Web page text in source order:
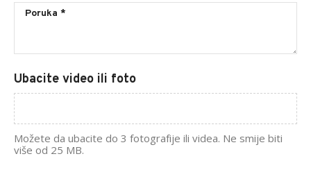
Ubacite video ili foto
Možete da ubacite do 3 fotografije ili videa. Ne smije biti
više od 25 MB.